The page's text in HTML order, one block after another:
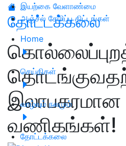
இயற்கை வேளாண்மை
அஞ்சல் சேமிப்பு திட்டங்கள்
Home
செய்திகள்
வாழ்வும் நலமும்
தோட்டக்கலை
தோட்டக்கலை
இலாபகரமான
வணிகங்கள்!